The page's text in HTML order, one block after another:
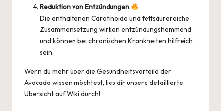
Reduktion von Entzündungen
Die enthaltenen Carotinoide und fettsäurereiche
Zusammensetzung wirken entzündungshemmend
und können bei chronischen Krankheiten hilfreich
sein.
Wenn du mehr über die Gesundheitsvorteile der
Avocado wissen möchtest, lies dir unsere detaillierte
Übersicht aufWiki durch!